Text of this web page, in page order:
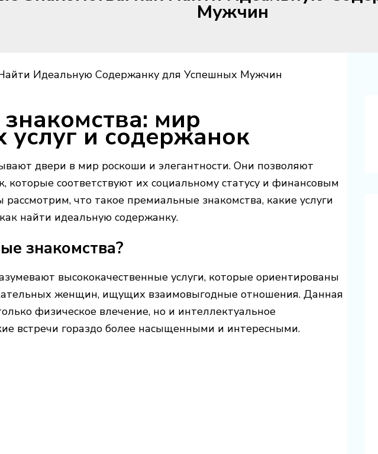
Мужчин
Идеальную Содержанку для Успешных Мужчин
мир
услуг и содержанок
двери в мир роскоши и элегантности. Они позволяют
соответствуют их социальному статусу и финансовым
что такое премиальные знакомства, какие услуги
найти идеальную содержанку.
знакомства?
высококачественные услуги, которые ориентированы
женщин, ищущих взаимовыгодные отношения. Данная
физическое влечение, но и интеллектуальное
встречи гораздо более насыщенными и интересными.